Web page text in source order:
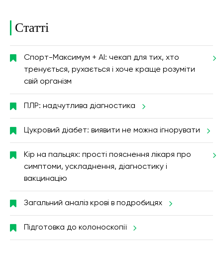
Статті
Спорт-Максимум + AI: чекап для тих, хто
тренується, рухається і хоче краще розуміти
свій організм
ПЛР: надчутлива діагностика
Цукровий діабет: виявити не можна ігнорувати
Кір на пальцях: прості пояснення лікаря про
симптоми, ускладнення, діагностику і
вакцинацію
Загальний аналіз крові в подробицях
Підготовка до колоноскопії